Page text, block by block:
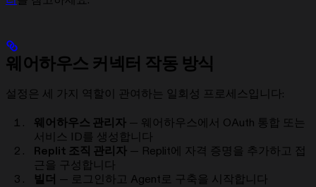
웨어하우스 커넥터 작동 방식
설정은 세 가지 역할이 관여하는 일회성 프로세스입니다:
웨어하우스 관리자 — 웨어하우스에서 OAuth 통합 또는
서비스 ID를 생성합니다
Replit 조직 관리자 — Replit에 자격 증명을 추가하고 접
근을 구성합니다
빌더 — 로그인하고 Agent로 구축을 시작합니다